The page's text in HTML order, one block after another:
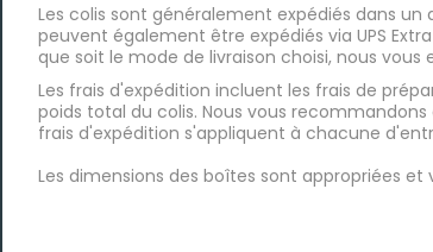
Les colis sont généralement expédiés dans un
peuvent également être expédiés via UPS
que soit le mode de livraison choisi, nous
Les frais d'expédition incluent les frais de
poids total du colis. Nous vous
frais d'expédition s'appliquent à chacune
Les dimensions des boîtes sont appropriées